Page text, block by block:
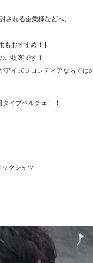
される企業様などへ、
もおすすめ！】
ご提案です！
アイズフロンティアならでは
イプペルチェ！！
クシャツ